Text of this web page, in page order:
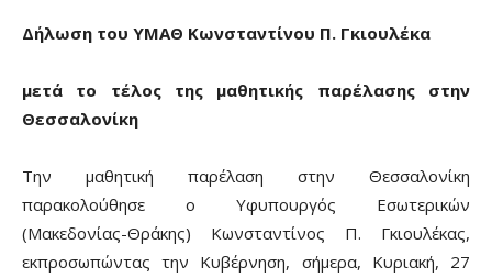
Δήλωση του ΥΜΑΘ Κωνσταντίνου Π. Γκιουλέκα
μετά το τέλος της μαθητικής παρέλασης στην
Θεσσαλονίκη
Την μαθητική παρέλαση στην Θεσσαλονίκη
παρακολούθησε ο Υφυπουργός Εσωτερικών
(Μακεδονίας-Θράκης) Κωνσταντίνος Π. Γκιουλέκας,
εκπροσωπώντας την Κυβέρνηση, σήμερα, Κυριακή, 27